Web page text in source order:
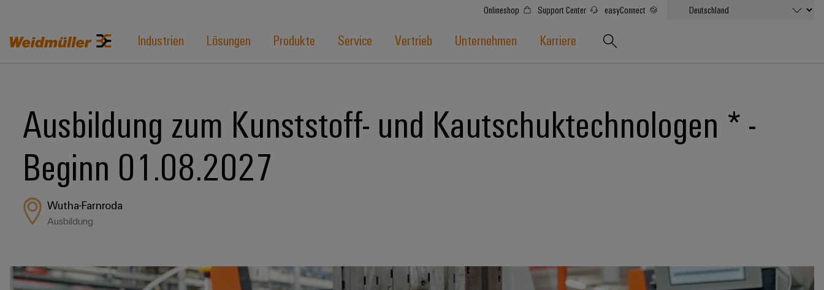
Onlineshop Support Center easyConnect
Industrien Lösungen Produkte Service Vertrieb Unternehmen Karriere
Ausbildung zum Kunststoff- und Kautschuktechnologen * -
Beginn 01.08.2027
Wutha-Farnroda
Ausbildung